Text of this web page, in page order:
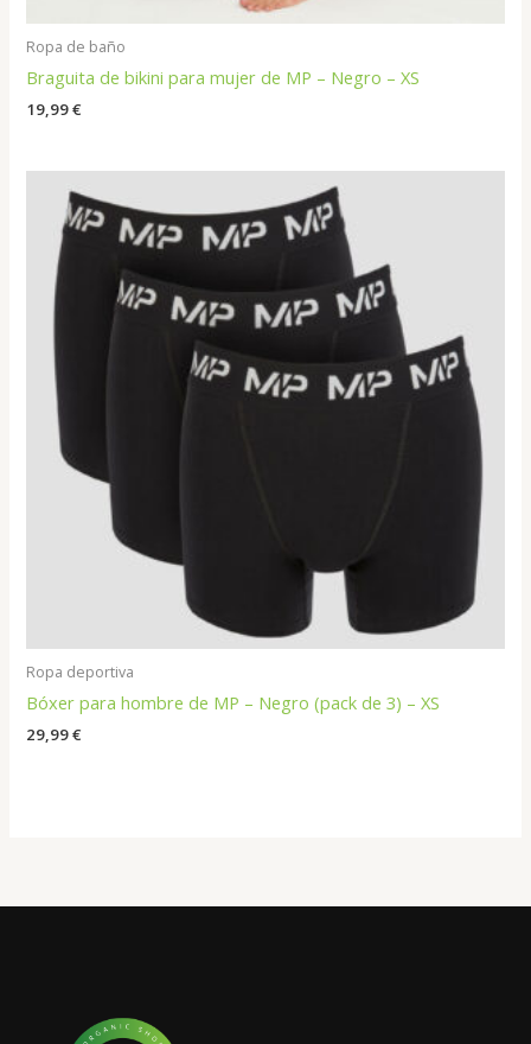
Ropa de baño
Braguita de bikini para mujer de MP – Negro – XS
19,99€
Ropa deportiva
Bóxer para hombre de MP – Negro (pack de 3) – XS
29,99€